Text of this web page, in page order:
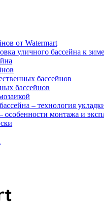
от Watermart
уличного бассейна к зиме
бассейнов
бассейнов
– технология
особенности монтажа и